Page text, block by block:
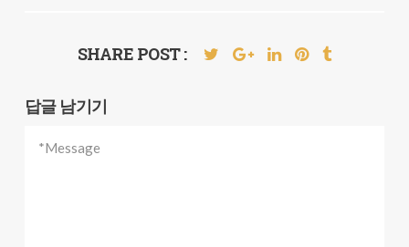
SHARE POST :
답글 남기기